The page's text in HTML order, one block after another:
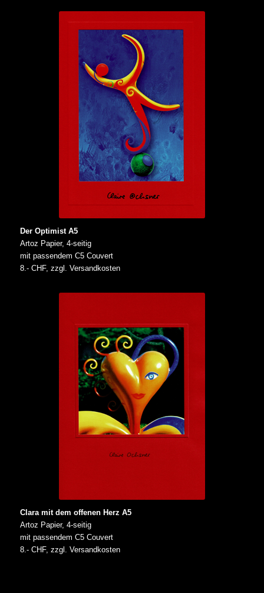
Der Optimist A5
Artoz Papier, 4-seitig
mit passendem C5 Couvert
8.- CHF, zzgl. Versandkosten
Clara mit dem offenen Herz A5
Artoz Papier, 4-seitig
mit passendem C5 Couvert
8.- CHF, zzgl. Versandkosten